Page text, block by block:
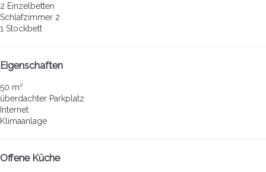
2 Einzelbetten
Schlafzimmer 2
1 Stockbett
Eigenschaften
50 m²
überdachter Parkplatz
Internet
Klimaanlage
Offene Küche